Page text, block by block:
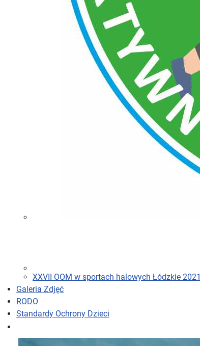
XXVII OOM w sportach halowych Łódzkie 2021
Galeria Zdjęć
RODO
Standardy Ochrony Dzieci